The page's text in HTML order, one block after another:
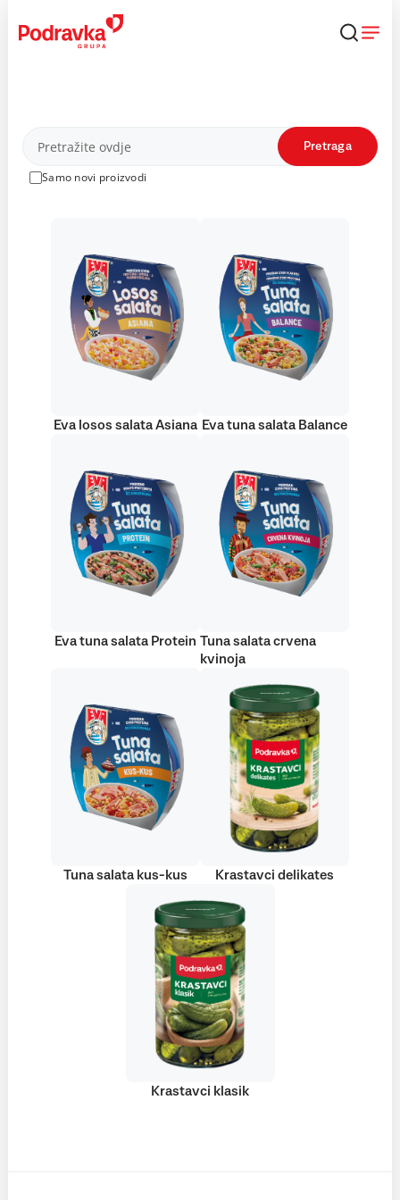
content
Proizvodi
Samo novi proizvodi
Pretraga
Eva losos salata Asiana Eva tuna salata Balance
Eva tuna salata Protein Tuna salata crvena
kvinoja
Tuna salata kus-kus Krastavci delikates
Krastavci klasik